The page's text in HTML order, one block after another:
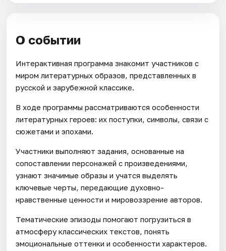
О событии
Интерактивная программа знакомит участников с
миром литературных образов, представленных в
русской и зарубежной классике.
В ходе программы рассматриваются особенности
литературных героев: их поступки, символы, связи с
сюжетами и эпохами.
Участники выполняют задания, основанные на
сопоставлении персонажей с произведениями,
узнают значимые образы и учатся выделять
ключевые черты, передающие духовно-
нравственные ценности и мировоззрение авторов.
Тематические эпизоды помогают погрузиться в
атмосферу классических текстов, понять
эмоциональные оттенки и особенности характеров.